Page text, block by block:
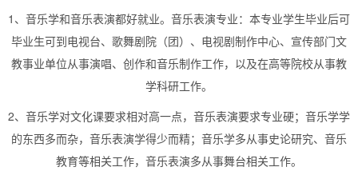
1、音乐学和音乐表演都好就业。音乐表演专业：本专业学生毕业后可
毕业生可到电视台、歌舞剧院（团）、电视剧制作中心、宣传部门文
教事业单位从事演唱、创作和音乐制作工作，以及在高等院校从事教
学科研工作。
2、音乐学对文化课要求相对高一点，音乐表演要求专业硬；音乐学学
的东西多而杂，音乐表演学得少而精；音乐学多从事史论研究、音乐
教育等相关工作，音乐表演多从事舞台相关工作。